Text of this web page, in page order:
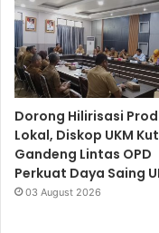
Dorong Hilirisasi
Lokal, Diskop UKM
Gandeng Lintas OPD
Perkuat Daya Saing
03 August 2026